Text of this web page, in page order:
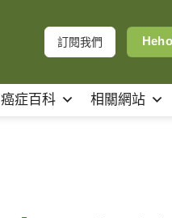
訂閱我們
癌症百科 相關網站